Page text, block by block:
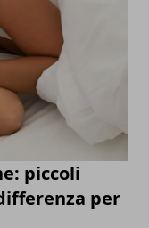
piccoli
per